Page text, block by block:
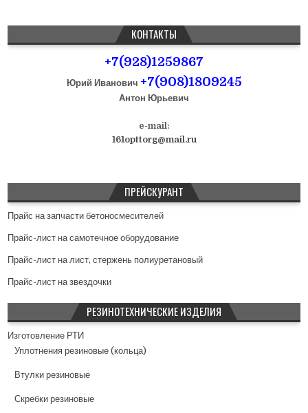
КОНТАКТЫ
+7(928)1259867
Юрий Иванович +7(908)1809245
Антон Юрьевич
e-mail:
161opttorg@mail.ru
ПРЕЙСКУРАНТ
Прайс на запчасти бетоносмесителей
Прайс-лист на самотечное оборудование
Прайс-лист на лист, стержень полиуретановый
Прайс-лист на звездочки
РЕЗИНОТЕХНИЧЕСКИЕ ИЗДЕЛИЯ
Изготовление РТИ
Уплотнения резиновые (кольца)
Втулки резиновые
Скребки резиновые